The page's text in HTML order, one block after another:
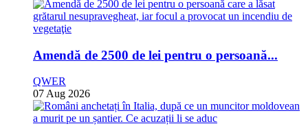
Amendă de 2500 de lei pentru o persoană...
QWER
07 Aug 2026